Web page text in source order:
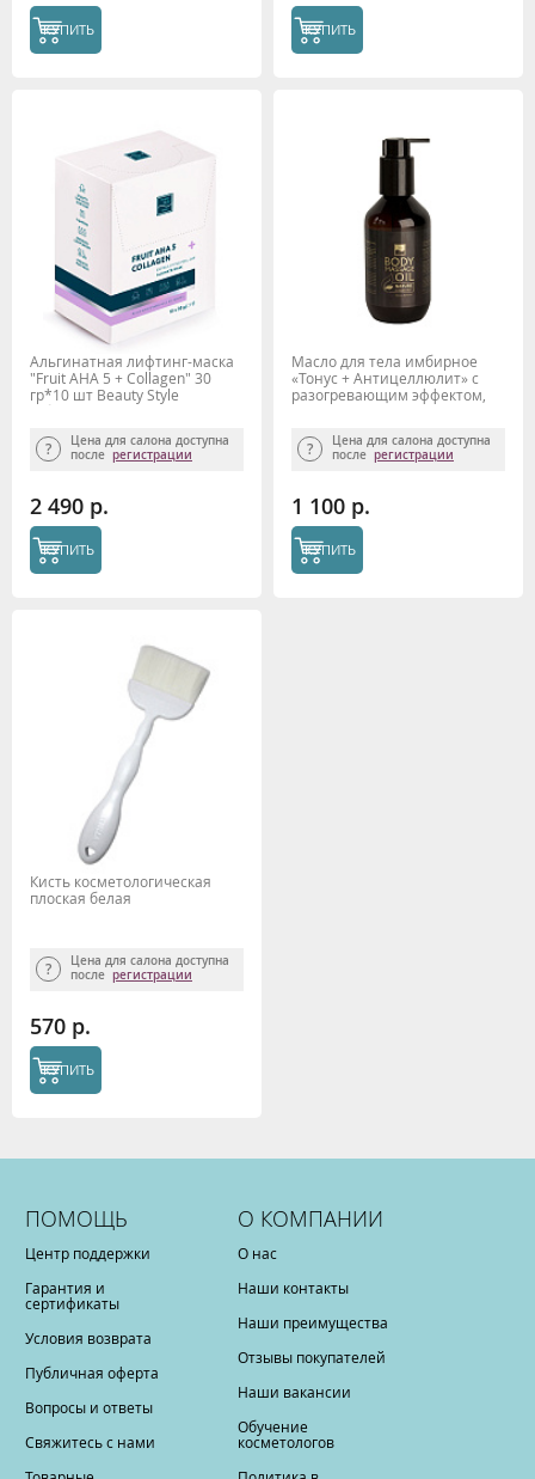
КУПИТЬ КУПИТЬ
Альгинатная лифтинг-маска
"Fruit AHA 5 + Collagen" 30
гр*10 шт Beauty Stylе
(обновление, сужение пор,
Цена для салона доступна
после регистрации
2 490 р.
КУПИТЬ
Масло для тела имбирное
«Тонус + Антицеллюлит» с
разогревающим эффектом,
Цена для салона доступна
после регистрации
1 100 р.
КУПИТЬ
Кисть косметологическая
плоская белая
Цена для салона доступна
после регистрации
570 р.
КУПИТЬ
ПОМОЩЬ
Центр поддержки
Гарантия и
сертификаты
Условия возврата
Публичная оферта
Вопросы и ответы
Свяжитесь с нами
О КОМПАНИИ
О нас
Наши контакты
Наши преимущества
Отзывы покупателей
Наши вакансии
Обучение
косметологов